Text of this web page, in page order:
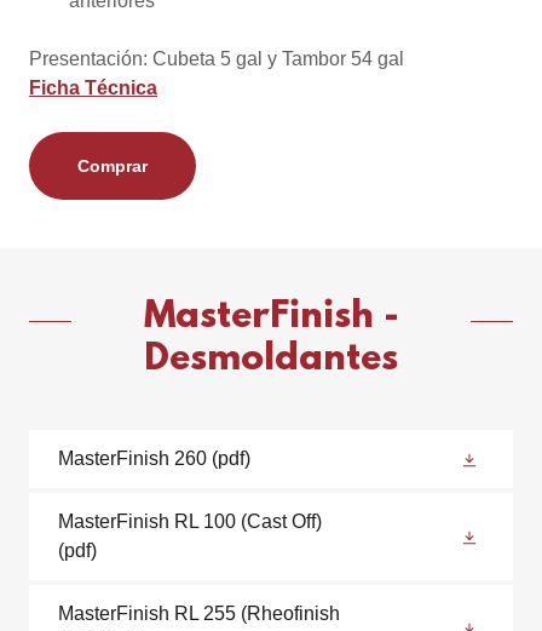
Presentación: Cubeta 5 gal y Tambor 54 gal
Ficha Técnica
Comprar
MasterFinish -
Desmoldantes
MasterFinish 260 (pdf)
MasterFinish RL 100 (Cast Off)
(pdf)
MasterFinish RL 255 (Rheofinish